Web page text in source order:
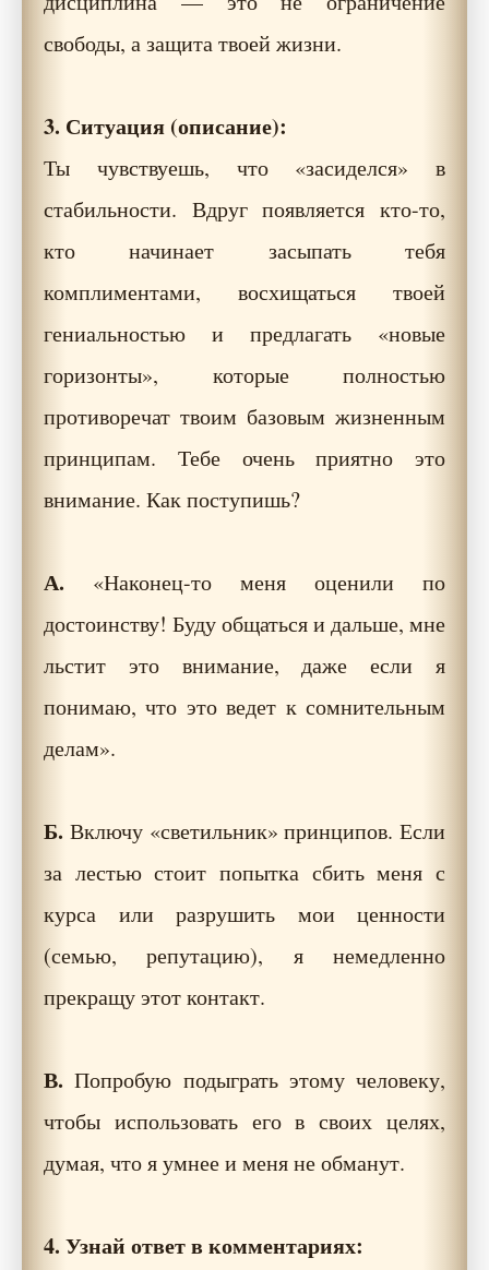
свободы, а защита твоей жизни.
3. Ситуация (описание):
Ты чувствуешь, что «засиделся» в
стабильности. Вдруг появляется кто-то,
кто начинает засыпать тебя
комплиментами, восхищаться твоей
гениальностью и предлагать «новые
горизонты», которые полностью
противоречат твоим базовым жизненным
принципам. Тебе очень приятно это
внимание. Как поступишь?
А. «Наконец-то меня оценили по
достоинству! Буду общаться и дальше, мне
льстит это внимание, даже если я
понимаю, что это ведет к сомнительным
делам».
Б. Включу «светильник» принципов. Если
за лестью стоит попытка сбить меня с
курса или разрушить мои ценности
(семью, репутацию), я немедленно
прекращу этот контакт.
В. Попробую подыграть этому человеку,
чтобы использовать его в своих целях,
думая, что я умнее и меня не обманут.
4. Узнай ответ в комментариях: